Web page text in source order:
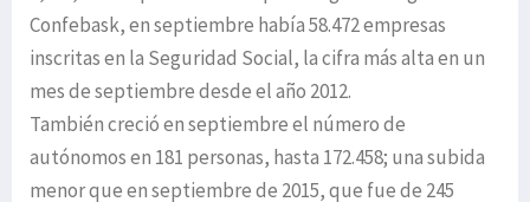
Confebask, en septiembre había 58.472 empresas
inscritas en la Seguridad Social, la cifra más alta en un
mes de septiembre desde el año 2012.
También creció en septiembre el número de
autónomos en 181 personas, hasta 172.458; una subida
menor que en septiembre de 2015, que fue de 245